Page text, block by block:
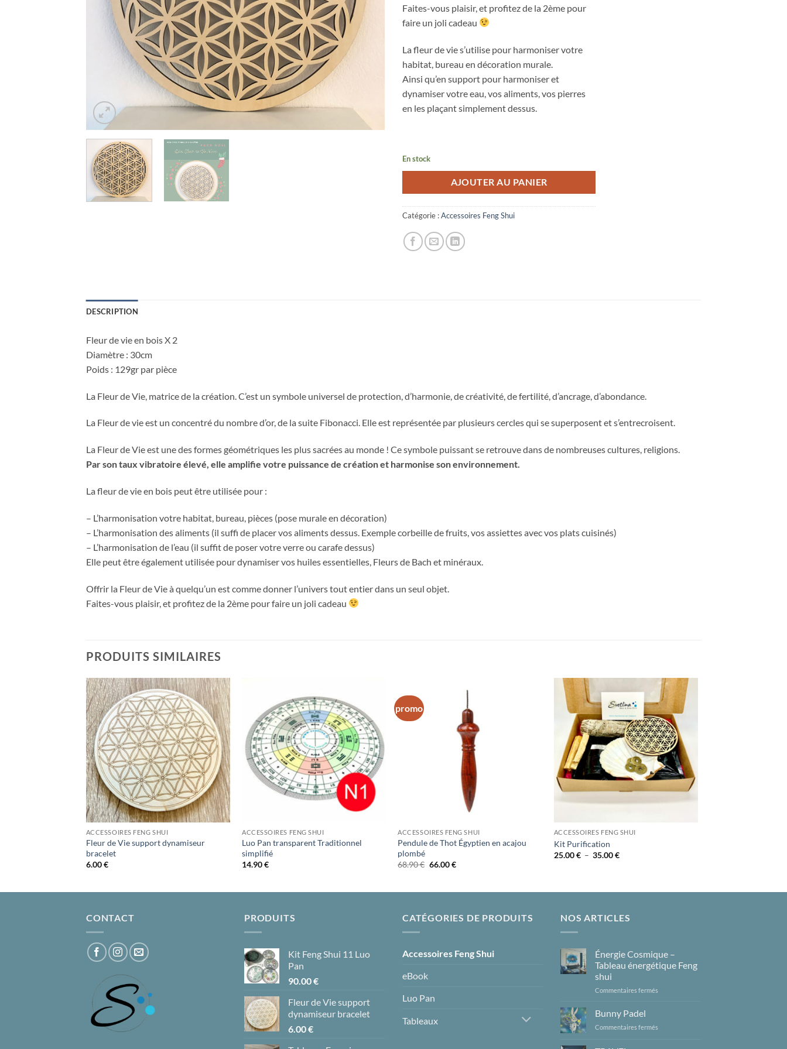
Faites-vous plaisir, et profitez de la 2ème pour
faire un joli cadeau
La fleur de vie s’utilise pour harmoniser votre
habitat, bureau en décoration murale.
Ainsi qu’en support pour harmoniser et
dynamiser votre eau, vos aliments, vos pierres
en les plaçant simplement dessus.
En stock
AJOUTER AU PANIER
Catégorie :Accessoires Feng Shui
DESCRIPTION
Fleur de vie en bois X 2
Diamètre : 30cm
Poids : 129gr par pièce
La Fleur de Vie, matrice de la création. C’est un symbole universel de protection, d’harmonie, de créativité, de fertilité, d’ancrage, d’abondance.
La Fleur de vie est un concentré du nombre d’or, de la suite Fibonacci. Elle est représentée par plusieurs cercles qui se superposent et s’entrecroisent.
La Fleur de Vie est une des formes géométriques les plus sacrées au monde ! Ce symbole puissant se retrouve dans de nombreuses cultures, religions.
Par son taux vibratoire élevé, elle amplifie votre puissance de création et harmonise son environnement.
La fleur de vie en bois peut être utilisée pour :
– L’harmonisation votre habitat, bureau, pièces (pose murale en décoration)
– L’harmonisation des aliments (il suffi de placer vos aliments dessus. Exemple corbeille de fruits, vos assiettes avec vos plats cuisinés)
– L’harmonisation de l’eau (il suffit de poser votre verre ou carafe dessus)
Elle peut être également utilisée pour dynamiser vos huiles essentielles, Fleurs de Bach et minéraux.
Offrir la Fleur de Vie à quelqu’un est comme donner l’univers tout entier dans un seul objet.
Faites-vous plaisir, et profitez de la 2ème pour faire un joli cadeau
PRODUITS SIMILAIRES
Ajouter
à la liste
d’envies
ACCESSOIRES FENG SHUI
Fleur de Vie support dynamiseur
bracelet
6.00€
Ajouter
à la liste
d’envies
ACCESSOIRES FENG SHUI
Luo Pan transparent Traditionnel
simplifié
14.90€
promo
ACCESSOIRES FENG SHUI
Pendule de Thot Égyptien en acajou
plombé
68.90€ Le
66.00€Le
Ajouter
à la liste
d’envies
ACCESSOIRES FENG SHUI
Kit Purification
25.00€ – 35.00€Plage
35.00 €
CONTACT PRODUITS
Kit Feng Shui 11 Luo
Pan
90.00€
Fleur de Vie support
dynamiseur bracelet
6.00€
CATÉGORIES DE PRODUITS
Accessoires Feng Shui
eBook
Luo Pan
Tableaux
NOS ARTICLES
Énergie Cosmique –
Tableau énergétique Feng
shui
Commentaires fermés
Tableau
Bunny Padel
Commentaires fermés